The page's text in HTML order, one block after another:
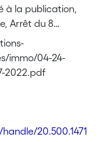
à la publication,
Arrêt du 8
immo/04-24-
2022.pdf
20.500.1471